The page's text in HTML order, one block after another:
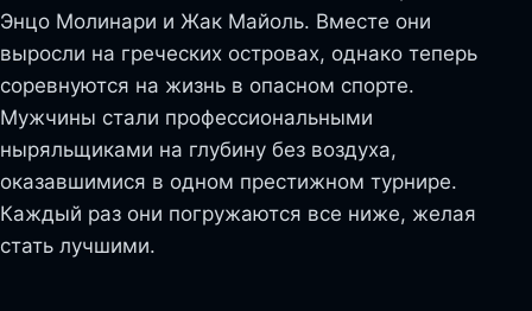
Энцо Молинари и Жак Майоль. Вместе они
выросли на греческих островах, однако теперь
соревнуются на жизнь в опасном спорте.
Мужчины стали профессиональными
ныряльщиками на глубину без воздуха,
оказавшимися в одном престижном турнире.
Каждый раз они погружаются все ниже, желая
стать лучшими.